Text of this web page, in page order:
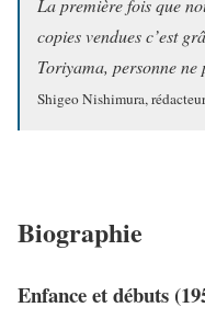
La première fois que
copies vendues c’est
Toriyama, personne ne
Shigeo Nishimura,
Biographie
Enfance et débuts